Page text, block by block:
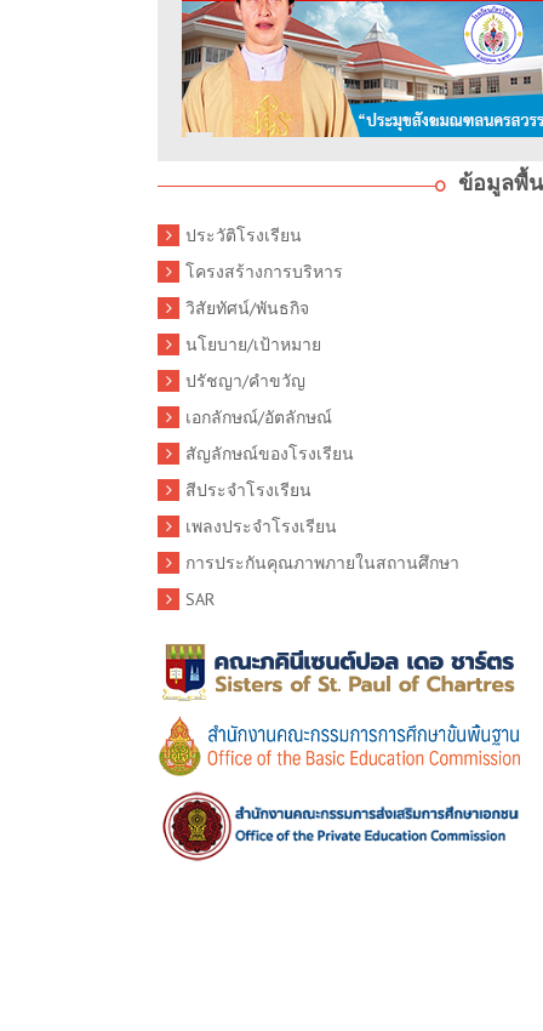
ข้อมูลพื้
ประวัติโรงเรียน
โครงสร้างการบริหาร
วิสัยทัศน์/พันธกิจ
นโยบาย/เป้าหมาย
ปรัชญา/คำขวัญ
เอกลักษณ์/อัตลักษณ์
สัญลักษณ์ของโรงเรียน
สีประจำโรงเรียน
เพลงประจำโรงเรียน
การประกันคุณภาพภายในสถานศึกษา
SAR